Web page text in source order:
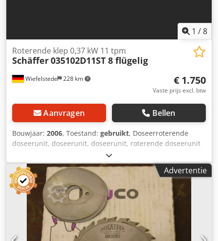
1 /8
Wiefelstede 228 km
Roterende klep 0,37 kW 11 tpm
Schäffer035102D11ST 8 flügelig
€ 1.750
Vaste prijs excl. btw
Aanvragen Bellen
Bouwjaar: 2006, Toestand: gebruikt, Doseerroterende
doseerunit, doseerunit, doseerunit, roterende doseerunit
voor schroeftransporteur, schroeftransporteur,
transportband, transporttechniek, buisvormige
schroeftransporteur -Fabrikant: Schäffer, draaiklep type
035102D11ST met aandrijving -Aandrijfmotor: SEW-
Eurodrive 0,37 kW -Toerental: 1380 / 11 rpm Djdpfxjl A Azks
Anzock -Toevoeropening: 200 x 200 mm -Inlaatopening:
200 x 200 mm -Totale afmetingen: 1120/300/H300 mm -
Gewicht: 117 kg
Advertentie